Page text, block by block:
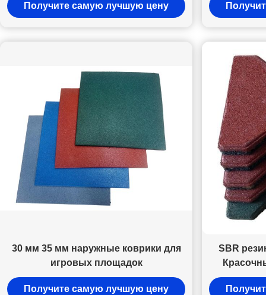
Получите самую лучшую цену
30 мм 35 мм наружные коврики для
игровых площадок
Получите самую лучшую цену
SBR